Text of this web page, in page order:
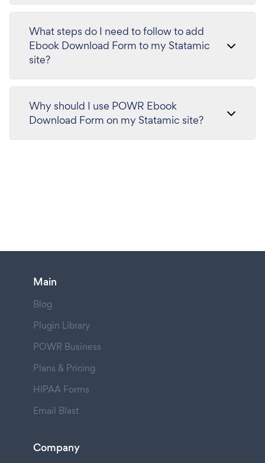
What steps do I need to follow to add
Ebook Download Form to my Statamic
site?
Why should I use POWR Ebook
Download Form on my Statamic site?
Main
Blog
Plugin Library
POWR Business
Plans & Pricing
HIPAA Forms
Email Blast
Company